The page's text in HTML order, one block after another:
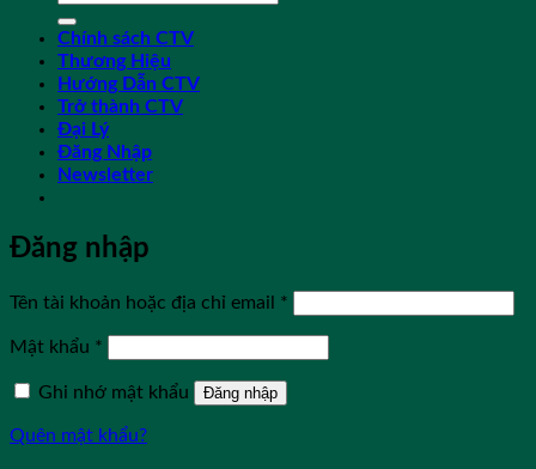
kiếm:
Chính sách CTV
Thương Hiệu
Hướng Dẫn CTV
Trở thành CTV
Đại Lý
Đăng Nhập
Newsletter
Đăng nhập
Tên tài khoản hoặc địa chỉ email *
Mật khẩu *
Ghi nhớ mật khẩu
Đăng nhập
Quên mật khẩu?